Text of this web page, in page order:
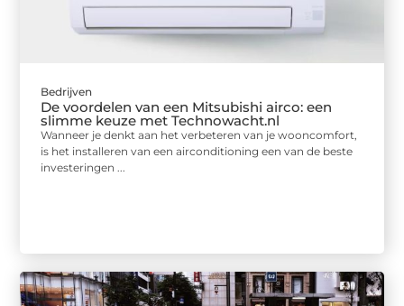
Bedrijven
De voordelen van een Mitsubishi airco: een
slimme keuze met Technowacht.nl
Wanneer je denkt aan het verbeteren van je wooncomfort,
is het installeren van een airconditioning een van de beste
investeringen ...